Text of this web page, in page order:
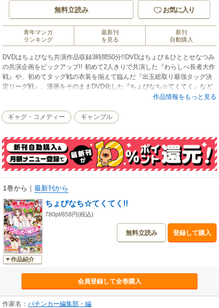
無料立読み お気に入り
青年マンガ
ランキング
最新刊
を見る
新刊
自動購入
DVDはちょびなち共演作品収録3時間50分!!DVDはちょび＆ひととせなつみ
の共演企画をピックアップ!! 初めて2人きりで共演した『わらしべ長者大作
戦』や、初めてタッグ戦の衣装を揃えて臨んだ『出玉総取り最強タッグ決
定リーグ戦』、漫画をそのままDVD化した『ちょびなち☆てくてく』など
を収録!!巻頭カラーはちょびなちPhoto Gallery!!巻頭カラーでは漫画『ちょ
を大公開!! 実戦後に街を散歩したりカフェに行ったり、ペットショップで
可愛い動物たちと戯れたり…!! さらに!! 生まれた頃から学生時代の写真な
掲載!!漫画パチンカー本誌で連載していた『ちょびなち☆てくてく』全13話
＋増刊クイーンMIXに収録された特別編に加え、描き下ろし作品も掲載!!
実戦機種は真・北斗無双で大連チャンが…!? 漫画は全15話掲載と読み応え
BATTLE SPなつみのわらしべ長者大作戦 with ちょび●漫画特別描き下ろし
猫カフェでモフモフうさぎカフェでモフモフ本気で羽根モノを頑張る!!おソ
ロの衣装を買いに行こう!!うちはなんてバカなんだ!!一撃連チャン新記録!?
他全15本!!※紙の本のDVDは電子版には付属していません。DVD動画は
WEB上でご覧いただけます。
作品情報をもっと見る
ギャグ・コメディー ギャンブル
1巻から ｜ 最新刊から
作品紹介
ちょびなち☆てくてく!!
780pt/858円(税込)
無料立読み 登録して購入
会員登録して全巻購入
作家名： パチンカー編集部・編